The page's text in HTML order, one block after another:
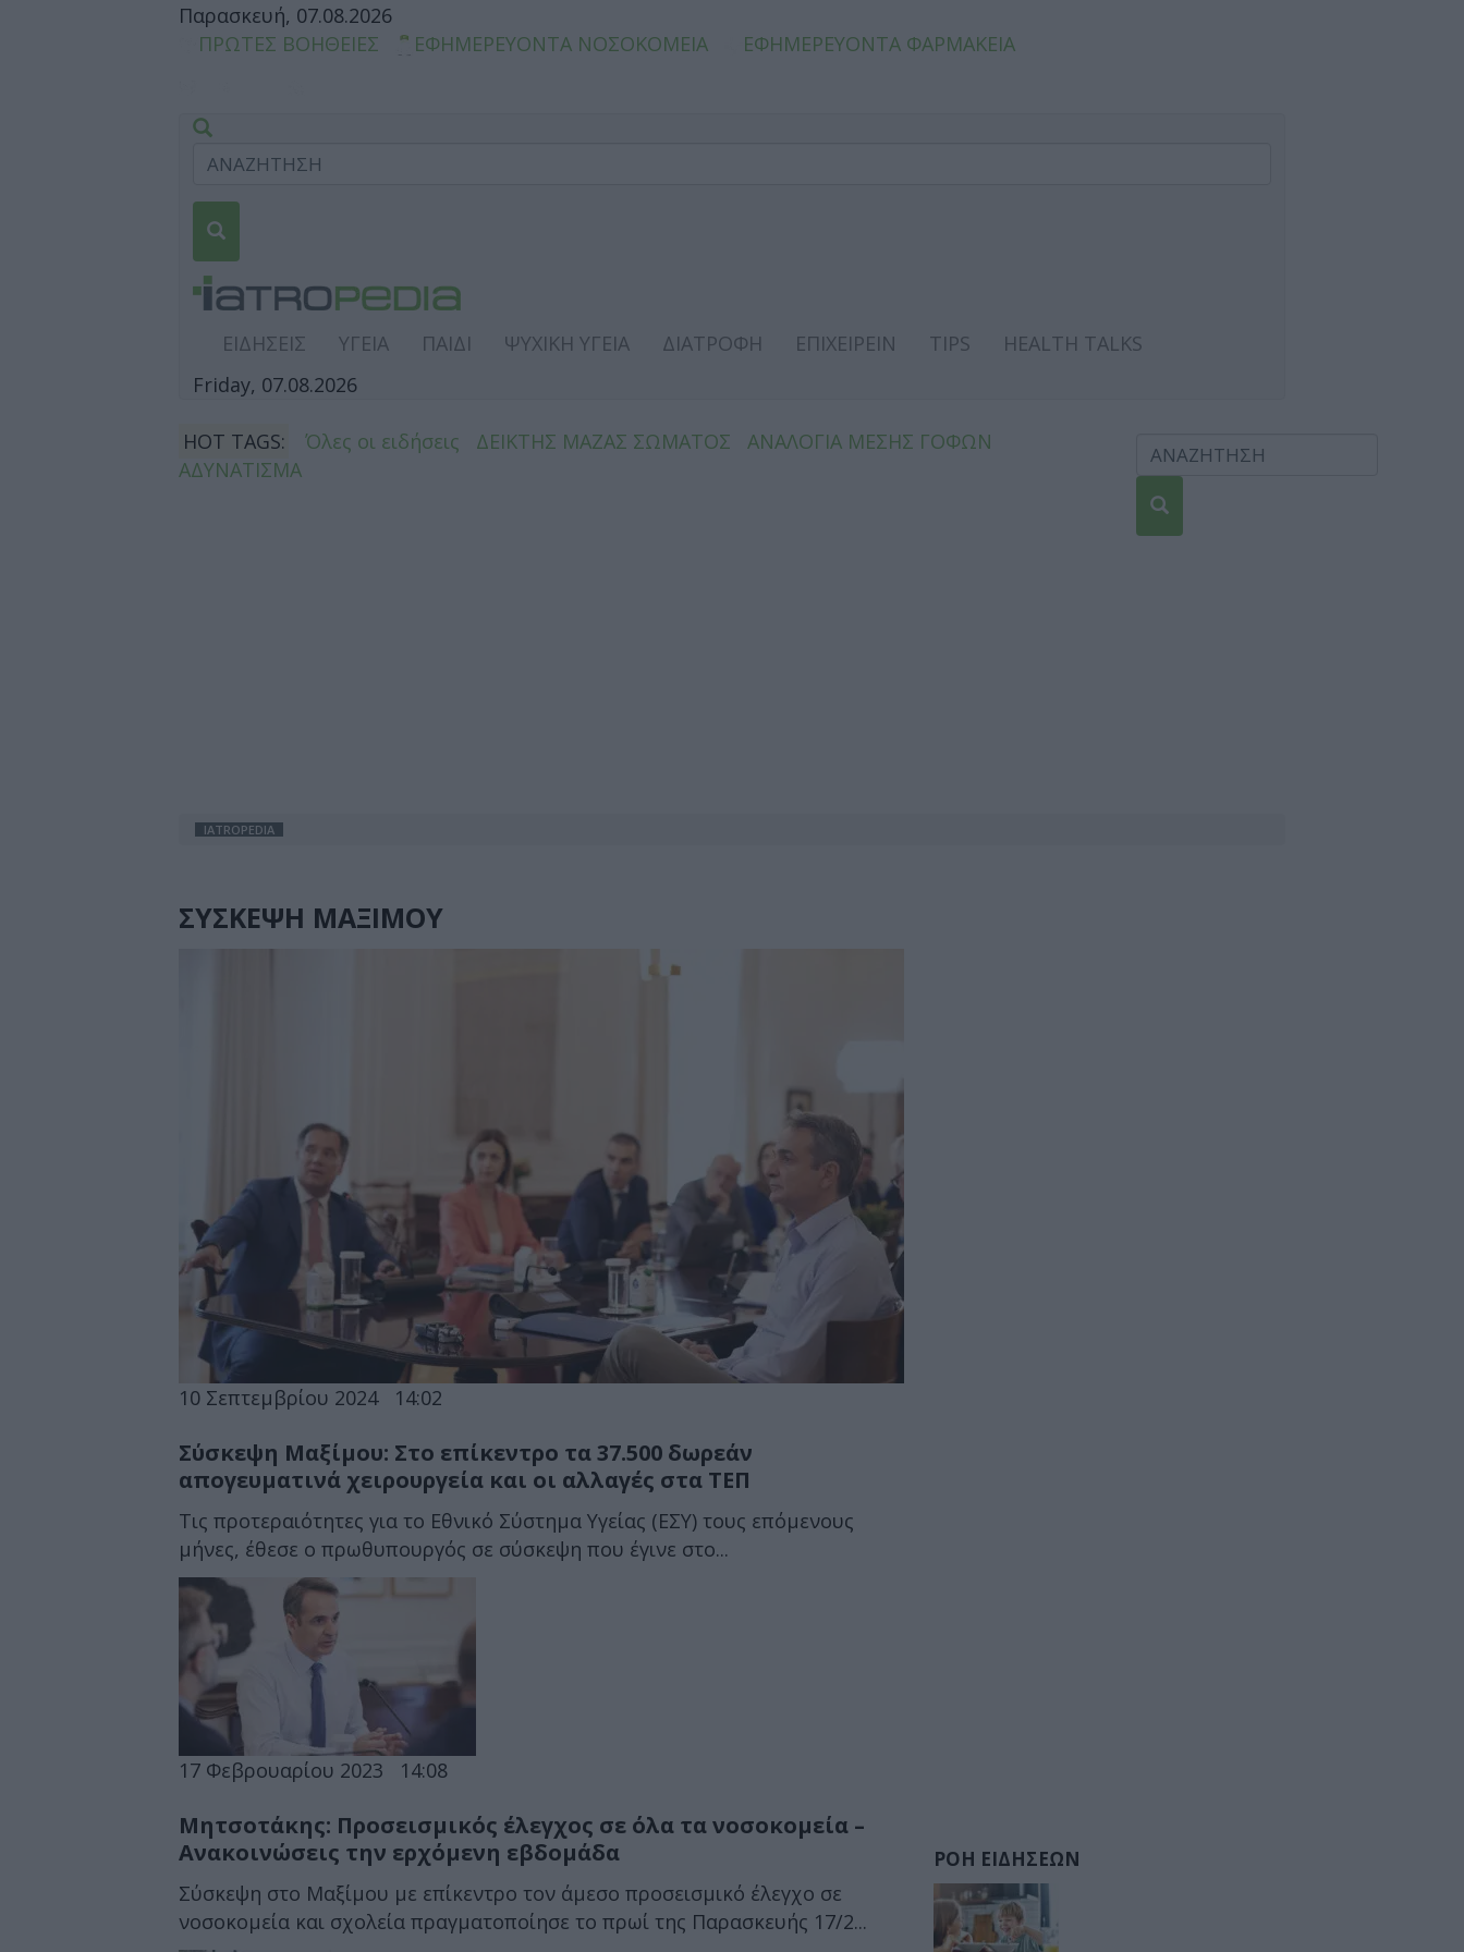
Παρασκευή, 07.08.2026
ΠΡΩΤΕΣ ΒΟΗΘΕΙΕΣ
ΕΦΗΜΕΡΕΥΟΝΤΑ ΝΟΣΟΚΟΜΕΙΑ ΕΦΗΜΕΡΕΥΟΝΤΑ ΦΑΡΜΑΚΕΙΑ
ΕΙΔΗΣΕΙΣ ΥΓΕΙΑ ΠΑΙΔΙ ΨΥΧΙΚΗ ΥΓΕΙΑ ΔΙΑΤΡΟΦΗ ΕΠΙΧΕΙΡΕΙΝ TIPS
HEALTH TALKS
Friday, 07.08.2026
HOT TAGS: Όλες οι ειδήσεις ΔΕΙΚΤΗΣ ΜΑΖΑΣ ΣΩΜΑΤΟΣ
ΑΝΑΛΟΓΙΑ ΜΕΣΗΣ ΓΟΦΩΝ
ΑΔΥΝΑΤΙΣΜΑ
IATROPEDIA
ΣΥΣΚΕΨΗ ΜΑΞΙΜΟΥ
10 Σεπτεμβρίου 2024 14:02
Σύσκεψη Μαξίμου: Στο επίκεντρο τα 37.500 δωρεάν
απογευματινά χειρουργεία και οι αλλαγές στα ΤΕΠ
Τις προτεραιότητες για το Εθνικό Σύστημα Υγείας (ΕΣΥ) τους επόμενους
μήνες, έθεσε ο πρωθυπουργός σε σύσκεψη που έγινε στο...
17 Φεβρουαρίου 2023 14:08
Μητσοτάκης: Προσεισμικός έλεγχος σε όλα τα νοσοκομεία –
Ανακοινώσεις την ερχόμενη εβδομάδα
Σύσκεψη στο Μαξίμου με επίκεντρο τον άμεσο προσεισμικό έλεγχο σε
νοσοκομεία και σχολεία πραγματοποίησε το πρωί της Παρασκευής 17/2...
ΡΟΗ ΕΙΔΗΣΕΩΝ